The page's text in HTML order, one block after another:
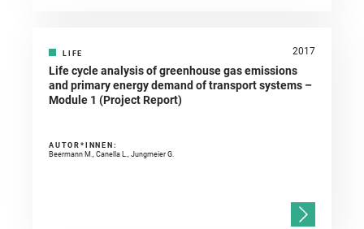
LIFE 2017
Life cycle analysis of greenhouse gas emissions
and primary energy demand of transport systems –
Module 1 (Project Report)
AUTOR*INNEN:
Beermann M., Canella L., Jungmeier G.